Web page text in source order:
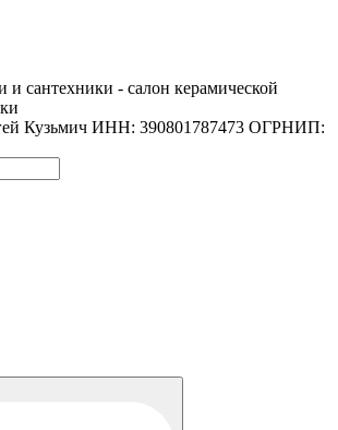
сантехники - салон керамической
Кузьмич ИНН: 390801787473 ОГРНИП: